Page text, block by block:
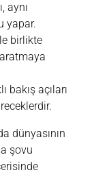
aynı
yapar.
birlikte
bakış açıları
dünyasının
şovu